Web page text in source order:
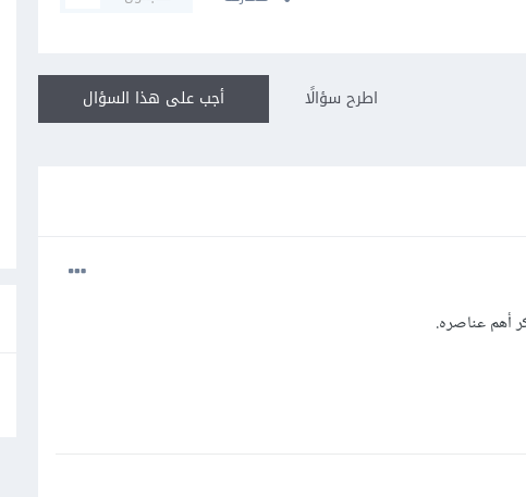
أجب على هذا السؤال اطرح سؤالًا
أهم عناصره.